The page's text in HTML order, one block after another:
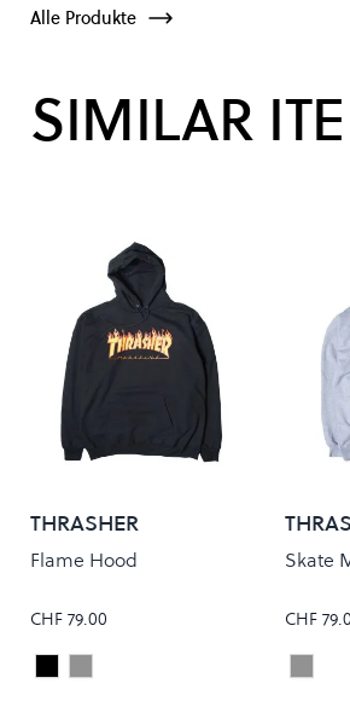
Alle Produkte
SIMILAR
THRASHER
Flame Hood
CHF 79.00
Colour
BlackGrey
Skate
CHF
Colour
Grey